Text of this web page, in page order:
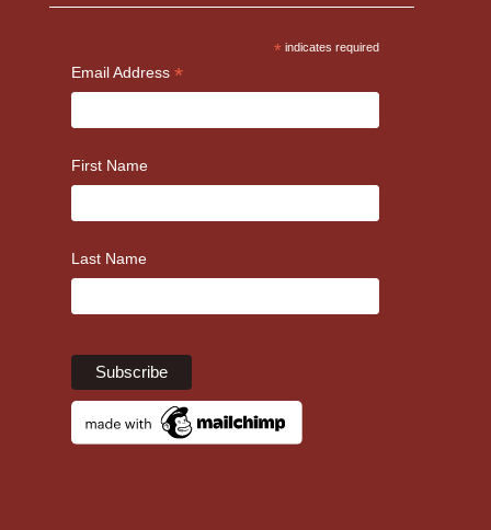
* indicates required
Email Address *
First Name
Last Name